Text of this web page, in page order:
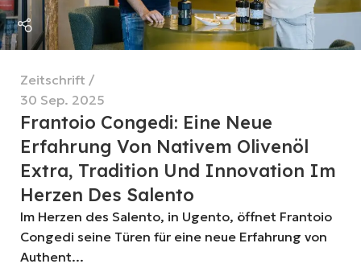
Zeitschrift
30 Sep. 2025
Frantoio Congedi: Eine Neue
Erfahrung Von Nativem Olivenöl
Extra, Tradition Und Innovation Im
Herzen Des Salento
Im Herzen des Salento, in Ugento, öffnet Frantoio
Congedi seine Türen für eine neue Erfahrung von
Authent...